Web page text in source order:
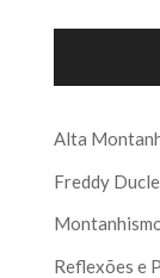
Alta
Freddy
Reflexões e